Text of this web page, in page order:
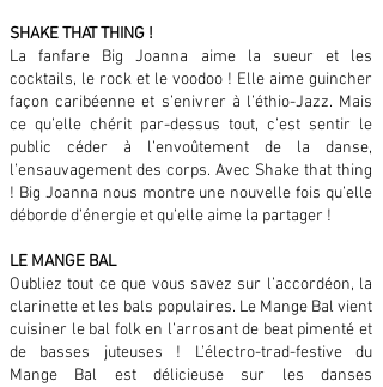
SHAKE THAT THING !
La fanfare Big Joanna aime la sueur et les
cocktails, le rock et le voodoo ! Elle aime guincher
façon caribéenne et s’enivrer à l’éthio-Jazz. Mais
ce qu’elle chérit par-dessus tout, c’est sentir le
public céder à l’envoûtement de la danse,
l’ensauvagement des corps. Avec Shake that thing
! Big Joanna nous montre une nouvelle fois qu’elle
déborde d’énergie et qu’elle aime la partager !
LE MANGE BAL
Oubliez tout ce que vous savez sur l’accordéon, la
clarinette et les bals populaires. Le Mange Bal vient
cuisiner le bal folk en l’arrosant de beat pimenté et
de basses juteuses ! L’électro-trad-festive du
Mange Bal est délicieuse sur les danses